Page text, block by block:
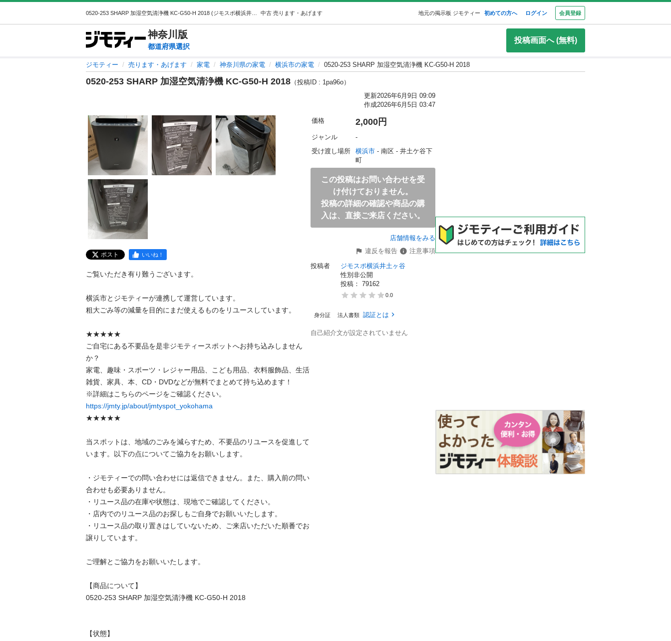
中古 売ります・あげます 地元の掲示板 ジモティー 初めての方へ ログイン 会員登録
神奈川 版
都道府県選択
投稿画面へ (無料)
ジモティー 売ります・あげます 家電 神奈川県の家電 横浜市の家電 0520-253 SHARP 加湿空気清浄機 KC-G50-H 2018
0520-253 SHARP 加湿空気清浄機 KC-G50-H 2018 （投稿ID : 1pa96o）
更新2026年6月9日 09:09
作成2026年6月5日 03:47
ポスト いいね！
ご覧いただき有り難うございます。
横浜市とジモティーが連携して運営しています。
粗⼤ごみ等の減量を⽬的にまだ使えるものをリユースしています。
★★★★★
ご自宅にある不要品を是非ジモティースポットへお持ち込みしません
か？
家電、趣味・スポーツ・レジャー用品、こども用品、衣料服飾品、生活
雑貨、家具、本、CD・DVDなどが無料でまとめて持ち込めます！
https://jmty.jp/about/jmtyspot_yokohama
★★★★★
当スポットは、地域のごみを減らすため、不要品のリユースを促進して
います。以下の点についてご協力をお願いします。
・ジモティーでの問い合わせには返信できません。また、購入前の問い
合わせも必要ありません。
・リユース品の在庫や状態は、現地でご確認してください。
・店内でのリユース品のお探しもご自身でお願いいたします。
・リユース品の取り置きはしていないため、ご来店いただいた順番でお
譲りしています。
ご理解とご協力をお願いいたします。
【商品について】
0520-253 SHARP 加湿空気清浄機 KC-G50-H 2018
【状態】
価格 2,000円
ジャンル
-
受け渡し場所
横浜市 - 南区 - 井土ケ谷下
町
この投稿はお問い合わせを受
け付けておりません。
投稿の詳細の確認や商品の購
入は、直接ご来店ください。
店舗情報をみる
違反を報告
注意事項
投稿者
ジモスポ横浜井土ヶ谷
性別非公開
投稿： 79162
0.0
身分証 法人書類 認証とは
自己紹介文が設定されていません